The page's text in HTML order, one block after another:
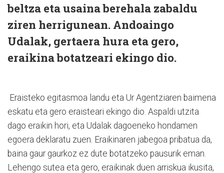
beltza eta usaina berehala zabaldu
ziren herrigunean. Andoaingo
Udalak, gertaera hura eta gero,
eraikina botatzeari ekingo dio.
Eraisteko egitasmoa landu eta Ur Agentziaren baimena
eskatu eta gero eraisteari ekingo dio. Aspaldi utzita
dago eraikin hori, eta Udalak dagoeneko hondamen
egoera deklaratu zuen. Eraikinaren jabegoa pribatua da,
baina gaur gaurkoz ez dute botatzeko pausurik eman.
Lehengo sutea eta gero, eraikinak duen arriskua ikusita,